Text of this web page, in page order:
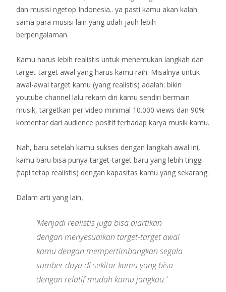
dan musisi ngetop Indonesia.. ya pasti kamu akan kalah
sama para musisi lain yang udah jauh lebih
berpengalaman.
Kamu harus lebih realistis untuk menentukan langkah dan
target-target awal yang harus kamu raih. Misalnya untuk
awal-awal target kamu (yang realistis) adalah: bikin
youtube channel lalu rekam diri kamu sendiri bermain
musik, targetkan per video minimal 10.000 views dan 90%
komentar dari audience positif terhadap karya musik kamu.
Nah, baru setelah kamu sukses dengan langkah awal ini,
kamu baru bisa punya target-target baru yang lebih tinggi
(tapi tetap realistis) dengan kapasitas kamu yang sekarang.
Dalam arti yang lain,
‘Menjadi realistis juga bisa diartikan
dengan menyesuaikan target-target awal
kamu dengan mempertimbangkan segala
sumber daya di sekitar kamu yang bisa
dengan relatif mudah kamu jangkau.’